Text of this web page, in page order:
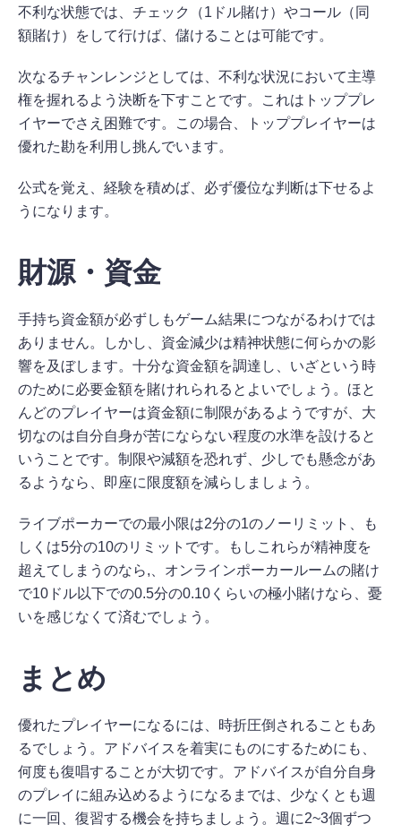
不利な状態では、チェック（1ドル賭け）やコール（同
額賭け）をして行けば、儲けることは可能です。
次なるチャンレンジとしては、不利な状況において主導
権を握れるよう決断を下すことです。これはトッププレ
イヤーでさえ困難です。この場合、トッププレイヤーは
優れた勘を利用し挑んでいます。
公式を覚え、経験を積めば、必ず優位な判断は下せるよ
うになります。
財源・資金
手持ち資金額が必ずしもゲーム結果につながるわけでは
ありません。しかし、資金減少は精神状態に何らかの影
響を及ぼします。十分な資金額を調達し、いざという時
のために必要金額を賭けれられるとよいでしょう。ほと
んどのプレイヤーは資金額に制限があるようですが、大
切なのは自分自身が苦にならない程度の水準を設けると
いうことです。制限や減額を恐れず、少しでも懸念があ
るようなら、即座に限度額を減らしましょう。
ライブポーカーでの最小限は2分の1のノーリミット、も
しくは5分の10のリミットです。もしこれらが精神度を
超えてしまうのなら,、オンラインポーカールームの賭け
で10ドル以下での0.5分の0.10くらいの極小賭けなら、憂
いを感じなくて済むでしょう。
まとめ
優れたプレイヤーになるには、時折圧倒されることもあ
るでしょう。アドバイスを着実にものにするためにも、
何度も復唱することが大切です。アドバイスが自分自身
のプレイに組み込めるようになるまでは、少なくとも週
に一回、復習する機会を持ちましょう。週に2~3個ずつ